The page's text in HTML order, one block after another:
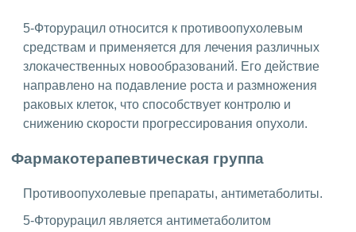
5-Фторурацил относится к противоопухолевым
средствам и применяется для лечения различных
злокачественных новообразований. Его действие
направлено на подавление роста и размножения
раковых клеток, что способствует контролю и
снижению скорости прогрессирования опухоли.
Фармакотерапевтическая группа
Противоопухолевые препараты, антиметаболиты.
5-Фторурацил является антиметаболитом